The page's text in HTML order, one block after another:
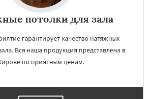
потолки для зала
гарантирует качество натяжных
Вся наша продукция представлена в
по приятным ценам.
×